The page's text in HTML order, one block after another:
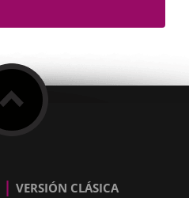
| VERSIÓN CLÁSICA